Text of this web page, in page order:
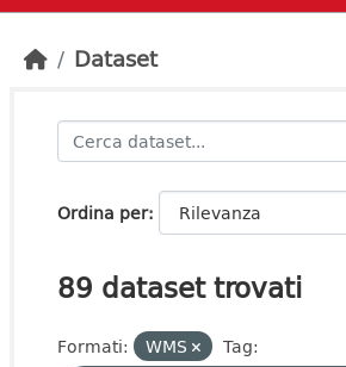
Dataset
Ordina per
89 dataset trovati
Formati: WMS
Tag: